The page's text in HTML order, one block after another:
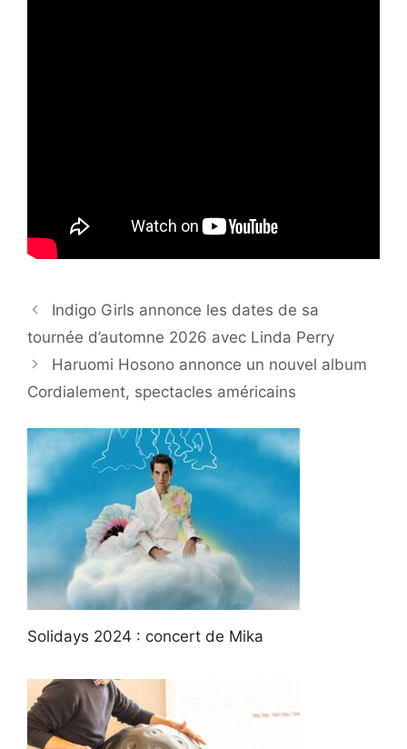
Indigo Girls annonce les dates de sa
tournée d’automne 2026 avec Linda Perry
Haruomi Hosono annonce un nouvel album
Cordialement, spectacles américains
Solidays 2024 : concert de Mika